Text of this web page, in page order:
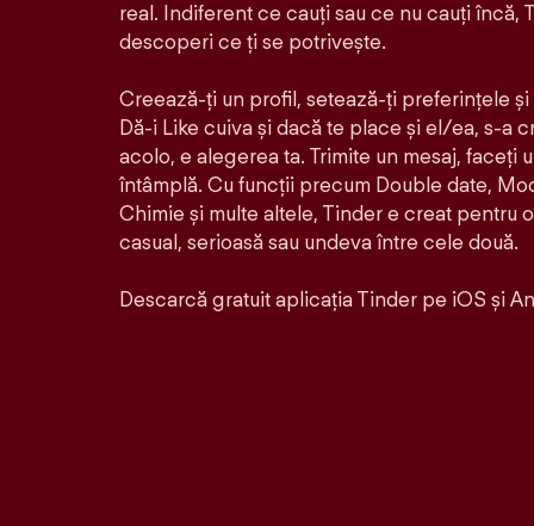
real. Indiferent ce cauți sau ce nu cauți încă,
descoperi ce ți se potrivește.
Creează-ți un profil, setează-ți preferințele
Dă-i Like cuiva și dacă te place și el/ea, s-a
acolo, e alegerea ta. Trimite un mesaj, faceți
întâmplă. Cu funcții precum Double date,
Chimie și multe altele, Tinder e creat pentru
casual, serioasă sau undeva între cele două.
Descarcă gratuit aplicația Tinder pe iOS și